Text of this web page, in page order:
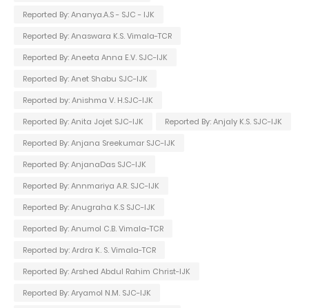
Reported By: Ananya.A.S - SJC - IJK
Reported By: Anaswara K.S. Vimala-TCR
Reported By: Aneeta Anna E.V. SJC-IJK
Reported By: Anet Shabu SJC-IJK
Reported by: Anishma V. H.SJC-IJK
Reported By: Anita Jojet SJC-IJK
Reported By: Anjaly K.S. SJC-IJK
Reported By: Anjana Sreekumar SJC-IJK
Reported By: AnjanaDas SJC-IJK
Reported By: Annmariya A.R. SJC-IJK
Reported By: Anugraha K.S SJC-IJK
Reported By: Anumol C.B. Vimala-TCR
Reported by: Ardra K. S. Vimala-TCR
Reported By: Arshed Abdul Rahim Christ-IJK
Reported By: Aryamol N.M. SJC-IJK